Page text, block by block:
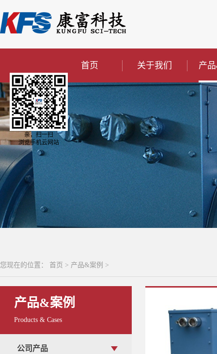
首页 关于我们 产
产品&案例
Products & Cases
公司产品
您现在的位置： 首页 > 产品&案例 >
亲，扫一扫
浏览手机云网站